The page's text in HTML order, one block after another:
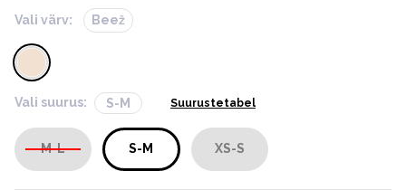
Vali värv: Beež
Vali suurus: S-M Suurustetabel
M-L S-M XS-S